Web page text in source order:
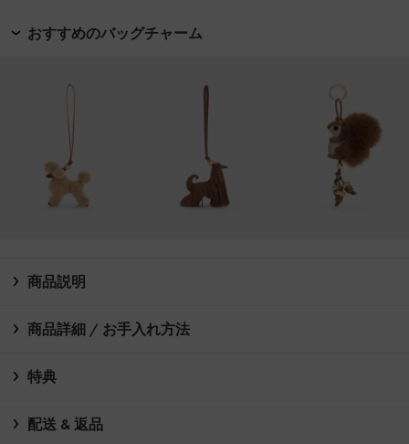
おすすめのバッグチャーム
商品説明
商品詳細 / お手入れ方法
特典
配送 & 返品